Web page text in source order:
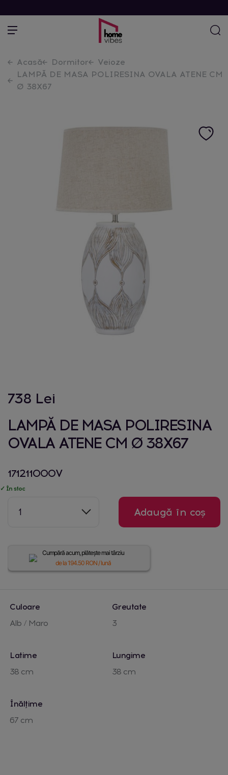
Acasă Dormitor
Veioze
LAMPĂ DE MASA POLIRESINA OVALA ATENE CM
Ø 38X67
738 Lei
LAMPĂ DE MASA POLIRESINA
OVALA ATENE CM Ø 38X67
171211000V
✓ În stoc
1 Adaugă în coș
Cumpără acum, plătește mai târziu
de la194.50RON / lună
Culoare
Alb / Maro
Greutate
3
Latime
38 cm
Lungime
38 cm
Înălțime
67 cm